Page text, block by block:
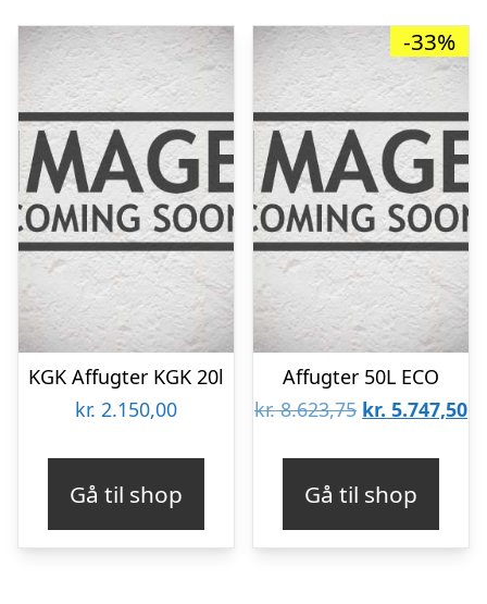
KGK Affugter KGK 20l
kr. 2.150,00
Gå til shop
-33%
Affugter 50L ECO
kr.8.623,75 Den
kr. 8.623,75.
kr. 5.747,50
Gå til shop